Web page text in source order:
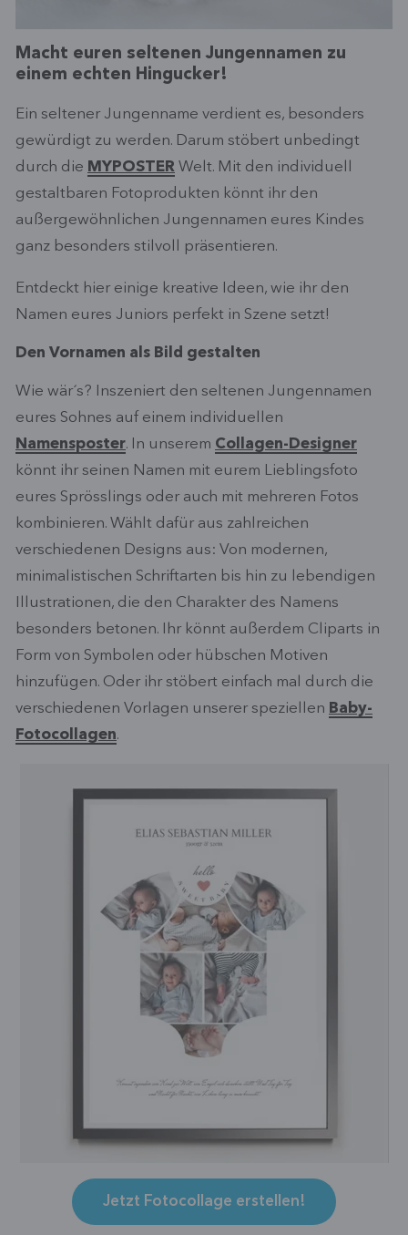
Macht euren seltenen Jungennamen zu
einem echten Hingucker!
Ein seltener Jungenname verdient es, besonders
gewürdigt zu werden. Darum stöbert unbedingt
durch die MYPOSTER Welt. Mit den individuell
gestaltbaren Fotoprodukten könnt ihr den
außergewöhnlichen Jungennamen eures Kindes
ganz besonders stilvoll präsentieren.
Entdeckt hier einige kreative Ideen, wie ihr den
Namen eures Juniors perfekt in Szene setzt!
Den Vornamen als Bild gestalten
Wie wär´s? Inszeniert den seltenen Jungennamen
eures Sohnes auf einem individuellen
Namensposter. In unserem Collagen-Designer
könnt ihr seinen Namen mit eurem Lieblingsfoto
eures Sprösslings oder auch mit mehreren Fotos
kombinieren. Wählt dafür aus zahlreichen
verschiedenen Designs aus: Von modernen,
minimalistischen Schriftarten bis hin zu lebendigen
Illustrationen, die den Charakter des Namens
besonders betonen. Ihr könnt außerdem Cliparts in
Form von Symbolen oder hübschen Motiven
hinzufügen. Oder ihr stöbert einfach mal durch die
verschiedenen Vorlagen unserer speziellen Baby-
Fotocollagen.
Jetzt Fotocollage erstellen!